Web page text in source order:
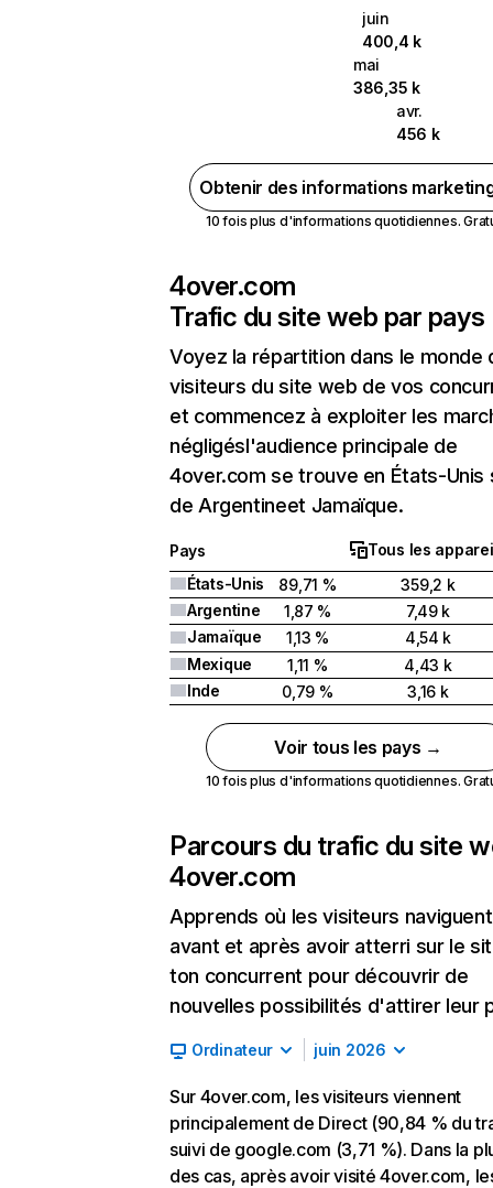
juin
400,4 k
mai
386,35 k
avr.
456 k
Obtenir des informations
10 fois plus d'informations quotidiennes.
4over.com
Trafic du site web par pays
Voyez la répartition dans le monde
visiteurs du site web de vos
et commencez à exploiter les
négligésl'audience principale de
4over.com se trouve en États-Unis
de Argentineet Jamaïque.
Pays
Tous les
États-Unis
89,71 %
359,2 k
Argentine
1,87 %
7,49 k
Jamaïque
1,13 %
4,54 k
Mexique
1,11 %
4,43 k
Inde
0,79 % 3,16 k
Voir tous les pays →
10 fois plus d'informations quotidiennes.
Parcours du trafic du site
4over.com
Apprends où les visiteurs naviguent
avant et après avoir atterri sur le
ton concurrent pour découvrir de
nouvelles possibilités d'attirer leur
Ordinateur juin 2026
Sur 4over.com, les visiteurs viennent
principalement de Direct (90,84 % du
suivi de google.com (3,71 %). Dans la
des cas, après avoir visité 4over.com,